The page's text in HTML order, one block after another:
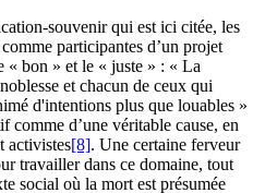
souvenir qui est ici citée, les
participantes d’un projet
« bon » et le « juste » : « La
et chacun de ceux qui
d'intentions plus que louables »
comme d’une véritable cause, en
activistes[8]. Une certaine ferveur
travailler dans ce domaine, tout
social où la mort est présumée